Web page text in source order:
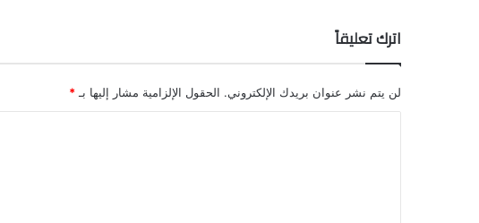
اترك تعليقاً
لن يتم نشر عنوان بريدك الإلكتروني. الحقول الإلزامية مشار إليها بـ *